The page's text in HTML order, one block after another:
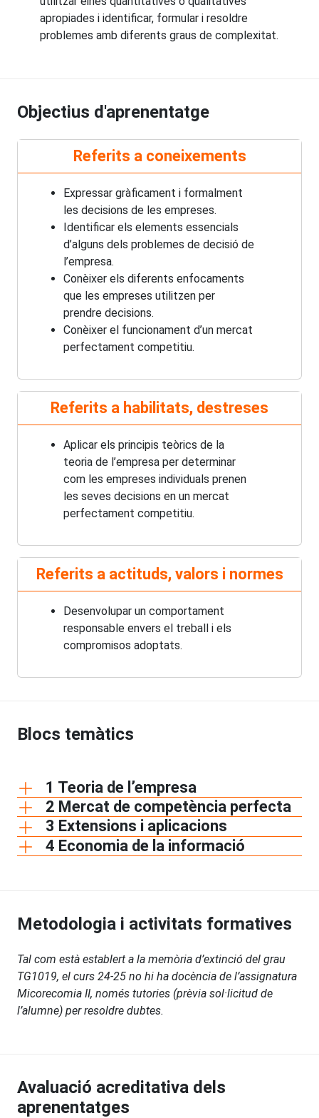
apropiades i identificar, formular i resoldre
problemes amb diferents graus de complexitat.
Objectius d'aprenentatge
Referits a coneixements
Expressar gràficament i formalment
les decisions de les empreses.
Identificar els elements essencials
d’alguns dels problemes de decisió de
l’empresa.
Conèixer els diferents enfocaments
que les empreses utilitzen per
prendre decisions.
Conèixer el funcionament d’un mercat
perfectament competitiu.
Referits a habilitats, destreses
Aplicar els principis teòrics de la
teoria de l’empresa per determinar
com les empreses individuals prenen
les seves decisions en un mercat
perfectament competitiu.
Referits a actituds, valors i normes
Desenvolupar un comportament
responsable envers el treball i els
compromisos adoptats.
Blocs temàtics
1 Teoria de l’empresa
2 Mercat de competència perfecta
3 Extensions i aplicacions
4 Economia de la informació
Metodologia i activitats formatives
Tal com està establert a la memòria d’extinció del grau
TG1019, el curs 24-25 no hi ha docència de l’assignatura
Micorecomia II, només tutories (prèvia sol·licitud de
l’alumne) per resoldre dubtes.
Avaluació acreditativa dels
aprenentatges